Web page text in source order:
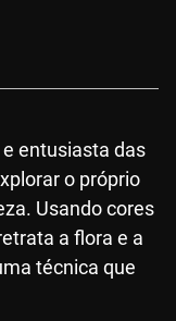
entusiasta das
o próprio
Usando cores
a flora e a
técnica que